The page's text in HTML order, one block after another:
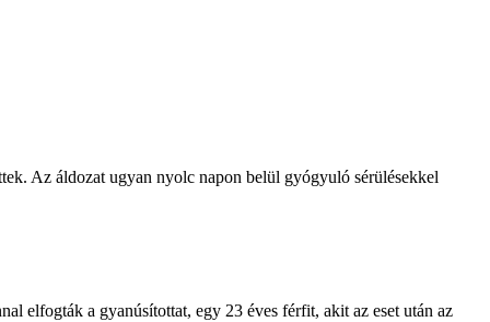
Az áldozat ugyan nyolc napon belül gyógyuló sérülésekkel
elfogták a gyanúsítottat, egy 23 éves férfit, akit az eset után az